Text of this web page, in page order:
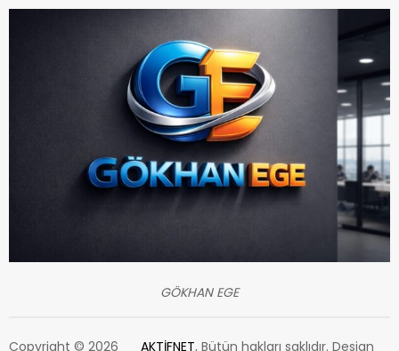
GÖKHAN EGE
Copyright © 2026 AKTİFNET, Bütün hakları saklıdır. Design